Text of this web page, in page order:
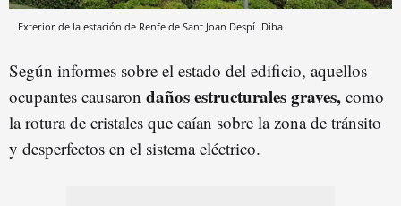
Exterior de la estación de Renfe de Sant Joan Despí Diba
Según informes sobre el estado del edificio, aquellos
ocupantes causaron daños estructurales graves, como
la rotura de cristales que caían sobre la zona de tránsito
y desperfectos en el sistema eléctrico.